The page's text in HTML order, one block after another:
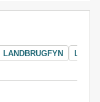
LANDBRUGFYN